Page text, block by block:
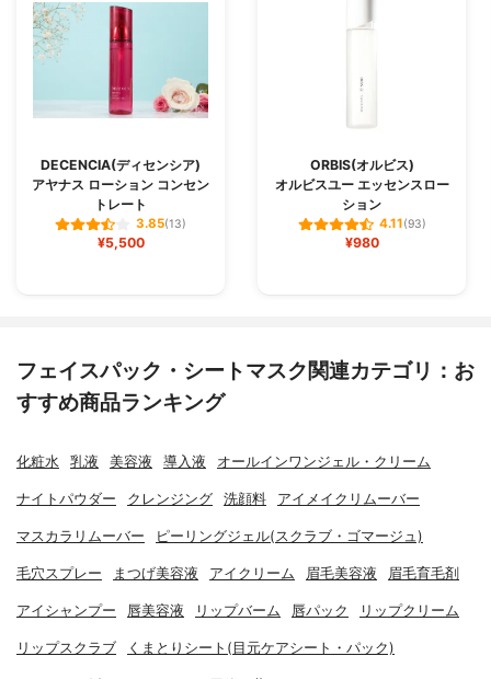
DECENCIA(ディセンシア)
アヤナス ローション コンセン
トレート
3.85(13)
¥5,500
ORBIS(オルビス)
オルビスユー エッセンスロー
ション
4.11(93)
¥980
フェイスパック・シートマスク関連カテゴリ：お
すすめ商品ランキング
化粧水 乳液 美容液 導入液 オールインワンジェル・クリーム
ナイトパウダー クレンジング 洗顔料 アイメイクリムーバー
マスカラリムーバー ピーリングジェル(スクラブ・ゴマージュ)
毛穴スプレー まつげ美容液 アイクリーム 眉毛美容液 眉毛育毛剤
アイシャンプー 唇美容液 リップバーム 唇パック リップクリーム
リップスクラブ くまとりシート(目元ケアシート・パック)